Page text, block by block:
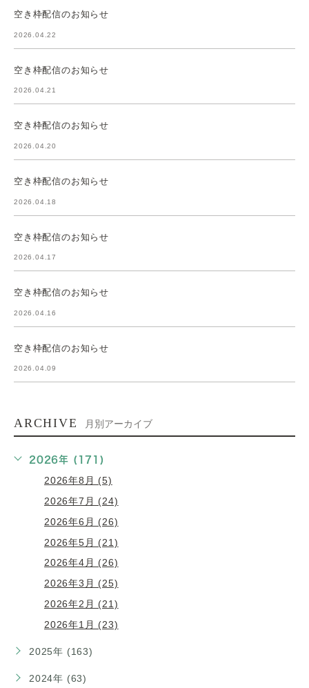
空き枠配信のお知らせ
2026.04.22
空き枠配信のお知らせ
2026.04.21
空き枠配信のお知らせ
2026.04.20
空き枠配信のお知らせ
2026.04.18
空き枠配信のお知らせ
2026.04.17
空き枠配信のお知らせ
2026.04.16
空き枠配信のお知らせ
2026.04.09
ARCHIVE 月別アーカイブ
2026年 (171)
2026年8月 (5)
2026年7月 (24)
2026年6月 (26)
2026年5月 (21)
2026年4月 (26)
2026年3月 (25)
2026年2月 (21)
2026年1月 (23)
2025年 (163)
2024年 (63)